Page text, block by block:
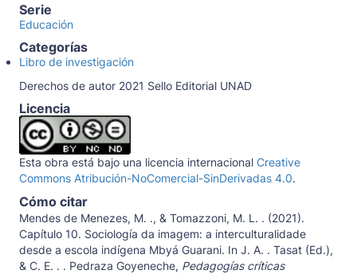
Serie
Educación
Categorías
Libro de investigación
Derechos de autor 2021 Sello Editorial UNAD
Licencia
Esta obra está bajo una licencia internacional Creative
Commons Atribución-NoComercial-SinDerivadas 4.0.
Cómo citar
Mendes de Menezes, M. ., & Tomazzoni, M. L. . (2021).
Capítulo 10. Sociología da imagem: a interculturalidade
desde a escola indígena Mbyá Guarani. In J. A. . Tasat (Ed.),
& C. E. . . Pedraza Goyeneche, Pedagogías críticas